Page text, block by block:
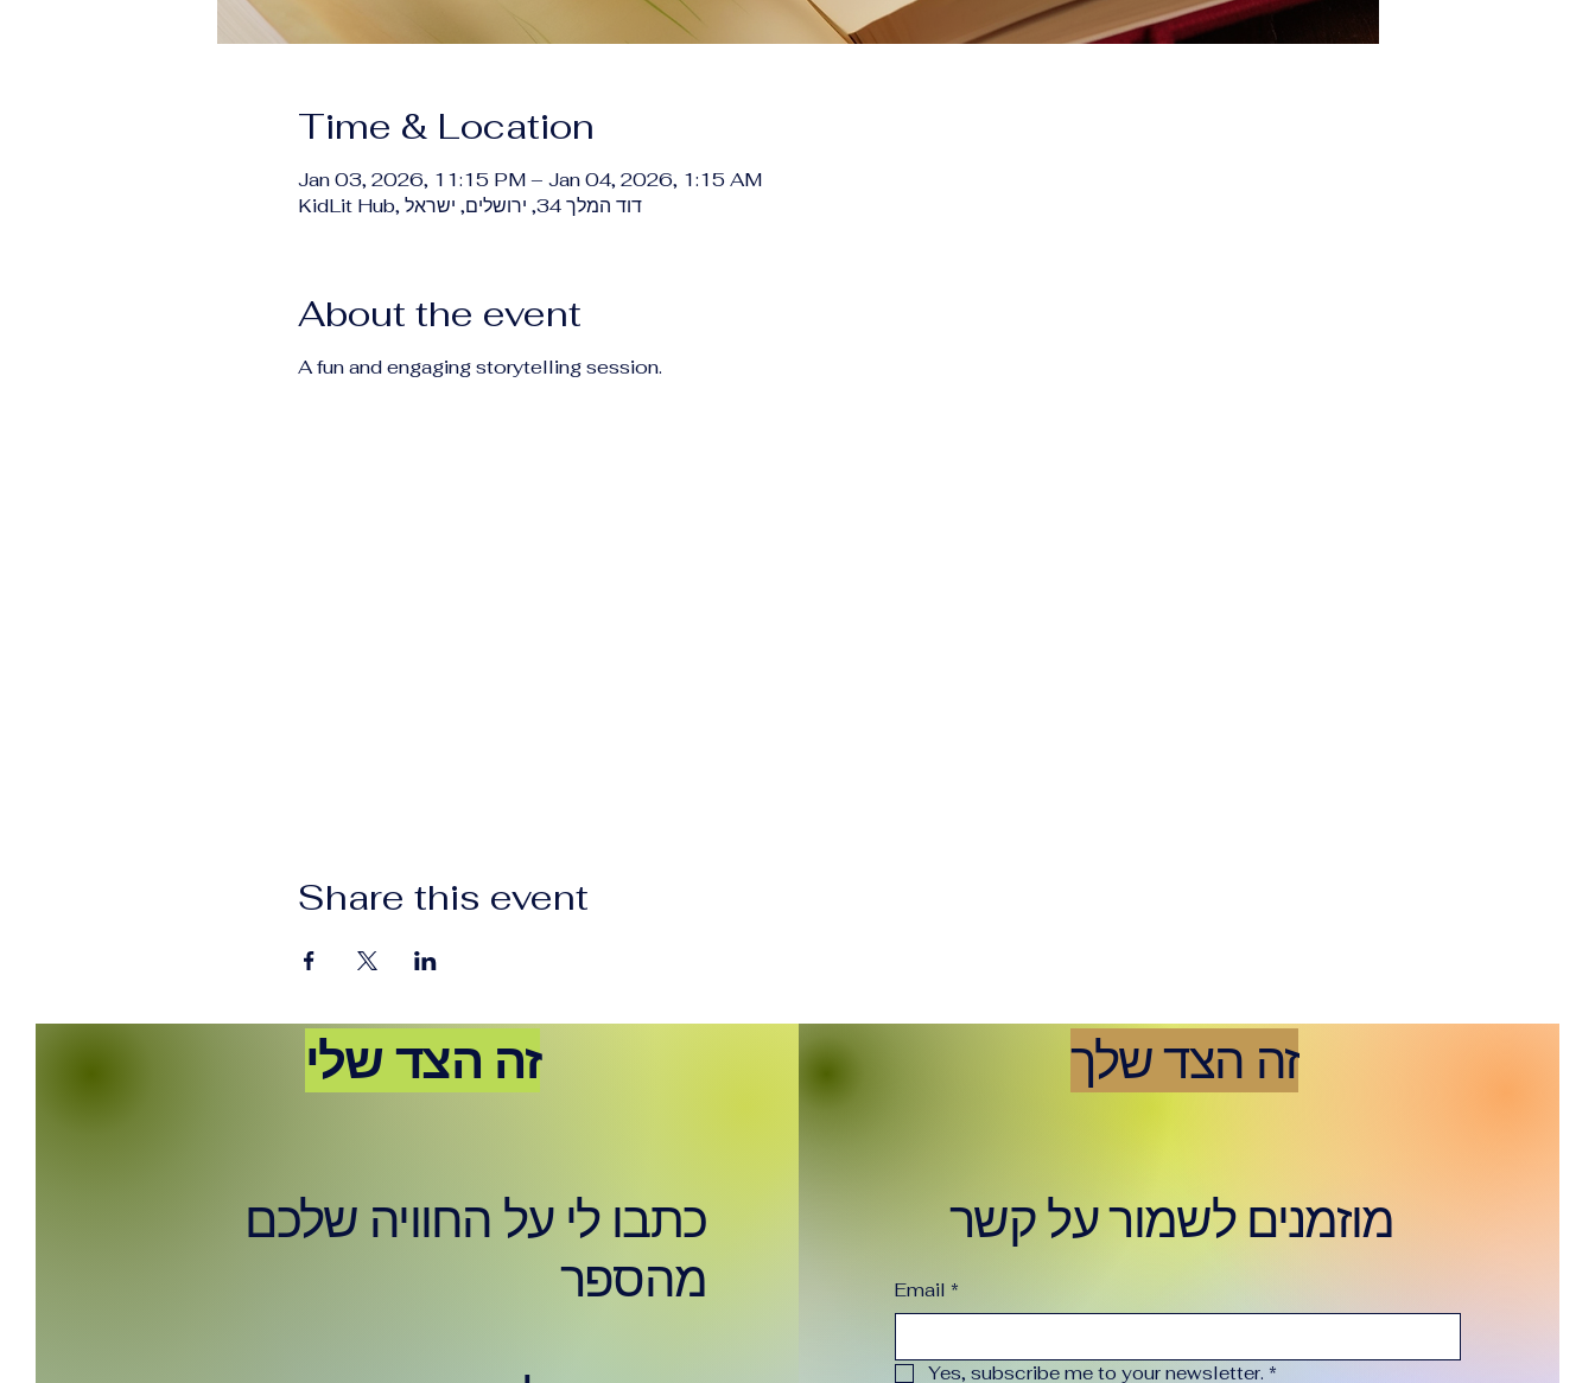
Time & Location
Jan 03, 2026, 11:15 PM – Jan 04, 2026, 1:15 AM
KidLit Hub, דוד המלך 34, ירושלים, ישראל
About the event
A fun and engaging storytelling session.
Share this event
זה הצד שלי
כתבו לי על החוויה שלכם
מהספר
זה הצד שלך
מוזמנים לשמור על קשר
Email *
Yes, subscribe me to your newsletter. *